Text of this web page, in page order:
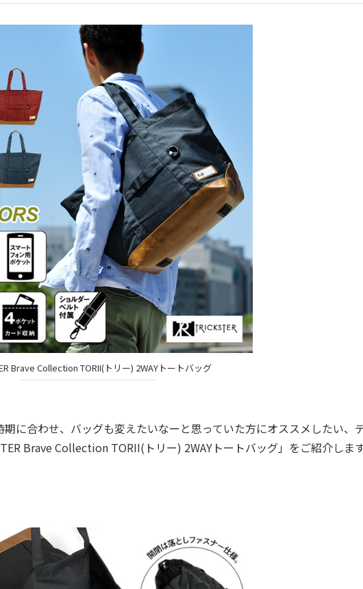
Brave Collection TORII(トリー) 2WAYトートバッグ
に合わせ、バッグも変えたいなーと思っていた方にオススメしたい、
Brave Collection TORII(トリー) 2WAYトートバッグ」をご紹介しま